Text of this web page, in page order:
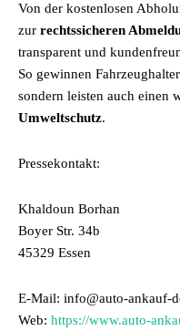
Von der kostenlosen
zur rechtssicheren
transparent und
So gewinnen
sondern leisten auch einen
Umweltschutz.
Pressekontakt:
Khaldoun Borhan
Boyer Str. 34b
45329 Essen
E-Mail: info@auto-ankauf-
Web: https://www.auto-